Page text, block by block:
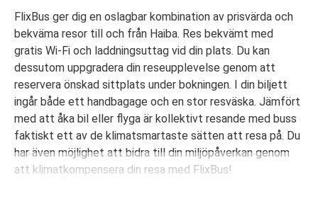
FlixBus ger dig en oslagbar kombination av prisvärda och
bekväma resor till och från Haiba. Res bekvämt med
gratis Wi-Fi och laddningsuttag vid din plats. Du kan
dessutom uppgradera din reseupplevelse genom att
reservera önskad sittplats under bokningen. I din biljett
ingår både ett handbagage och en stor resväska. Jämfört
med att åka bil eller flyga är kollektivt resande med buss
faktiskt ett av de klimatsmartaste sätten att resa på. Du
har även möjlighet att bidra till din miljöpåverkan genom
att klimatkompensera din resa med FlixBus!